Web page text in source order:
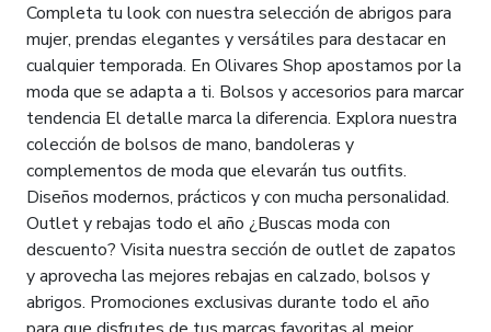
Completa tu look con nuestra selección de abrigos para
mujer, prendas elegantes y versátiles para destacar en
cualquier temporada. En Olivares Shop apostamos por la
moda que se adapta a ti. Bolsos y accesorios para marcar
tendencia El detalle marca la diferencia. Explora nuestra
colección de bolsos de mano, bandoleras y
complementos de moda que elevarán tus outfits.
Diseños modernos, prácticos y con mucha personalidad.
Outlet y rebajas todo el año ¿Buscas moda con
descuento? Visita nuestra sección de outlet de zapatos
y aprovecha las mejores rebajas en calzado, bolsos y
abrigos. Promociones exclusivas durante todo el año